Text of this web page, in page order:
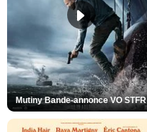
Mutiny Bande-annonce VO STFR